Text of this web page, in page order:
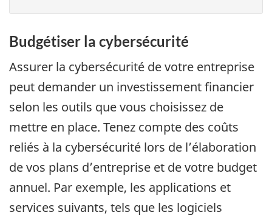
Budgétiser la cybersécurité
Assurer la cybersécurité de votre entreprise
peut demander un investissement financier
selon les outils que vous choisissez de
mettre en place. Tenez compte des coûts
reliés à la cybersécurité lors de l’élaboration
de vos plans d’entreprise et de votre budget
annuel. Par exemple, les applications et
services suivants, tels que les logiciels